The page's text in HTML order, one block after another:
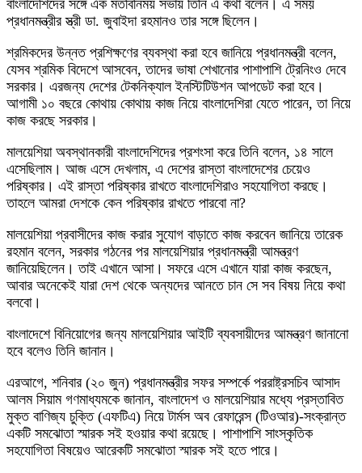
বাংলাদেশিদের সঙ্গে এক মতবিনিময় সভায় তিনি এ কথা বলেন। এ সময়
প্রধানমন্ত্রীর স্ত্রী ডা. জুবাইদা রহমানও তার সঙ্গে ছিলেন।
শ্রমিকদের উন্নত প্রশিক্ষণের ব্যবস্থা করা হবে জানিয়ে প্রধানমন্ত্রী বলেন,
যেসব শ্রমিক বিদেশে আসবেন, তাদের ভাষা শেখানোর পাশাপাশি ট্রেনিংও দেবে
সরকার। এরজন্য দেশের টেকনিক্যাল ইনস্টিটিউশন আপডেট করা হবে।
আগামী ১০ বছরে কোথায় কোথায় কাজ নিয়ে বাংলাদেশিরা যেতে পারেন, তা নিয়ে
কাজ করছে সরকার।
মালয়েশিয়া অবস্থানকারী বাংলাদেশিদের প্রশংসা করে তিনি বলেন, ১৪ সালে
এসেছিলাম। আজ এসে দেখলাম, এ দেশের রাস্তা বাংলাদেশের চেয়েও
পরিষ্কার। এই রাস্তা পরিষ্কার রাখতে বাংলাদেশিরাও সহযোগিতা করছে।
তাহলে আমরা দেশকে কেন পরিষ্কার রাখতে পারবো না?
মালয়েশিয়া প্রবাসীদের কাজ করার সুযোগ বাড়াতে কাজ করবেন জানিয়ে তারেক
রহমান বলেন, সরকার গঠনের পর মালয়েশিয়ার প্রধানমন্ত্রী আমন্ত্রণ
জানিয়েছিলেন। তাই এখানে আসা। সফরে এসে এখানে যারা কাজ করছেন,
আবার অনেকেই যারা দেশ থেকে অন্যদের আনতে চান সে সব বিষয় নিয়ে কথা
বলবো।
বাংলাদেশে বিনিয়োগের জন্য মালয়েশিয়ার আইটি ব্যবসায়ীদের আমন্ত্রণ জানানো
হবে বলেও তিনি জানান।
এরআগে, শনিবার (২০ জুন) প্রধানমন্ত্রীর সফর সম্পর্কে পররাষ্ট্রসচিব আসাদ
আলম সিয়াম গণমাধ্যমকে জানান, বাংলাদেশ ও মালয়েশিয়ার মধ্যে প্রস্তাবিত
মুক্ত বাণিজ্য চুক্তি (এফটিএ) নিয়ে টার্মস অব রেফারেন্স (টিওআর)-সংক্রান্ত
একটি সমঝোতা স্মারক সই হওয়ার কথা রয়েছে। পাশাপাশি সাংস্কৃতিক
সহযোগিতা বিষয়েও আরেকটি সমঝোতা স্মারক সই হতে পারে।